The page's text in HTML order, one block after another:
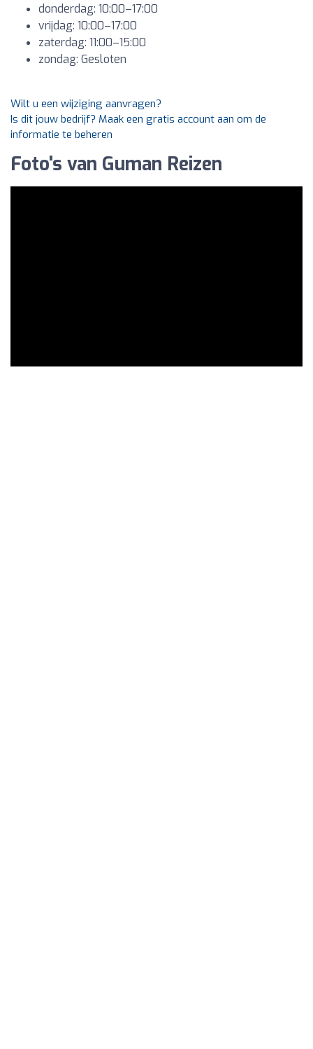
donderdag: 10:00–17:00
vrijdag: 10:00–17:00
zaterdag: 11:00–15:00
zondag: Gesloten
Wilt u een wijziging aanvragen?
Is dit jouw bedrijf? Maak een gratis account aan om de
informatie te beheren
Foto's van Guman Reizen